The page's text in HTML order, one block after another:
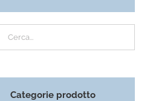
Categorie prodotto